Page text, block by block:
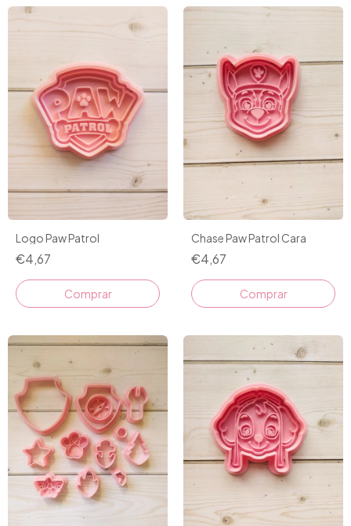
Logo Paw Patrol
€4,67
Comprar
Chase Paw Patrol Cara
€4,67
Comprar